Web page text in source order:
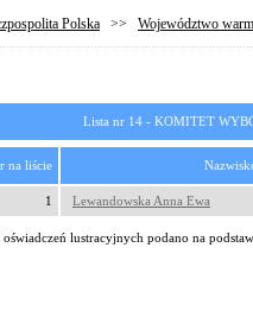
Polska >> Województwo
Lista nr 14 - KOMITET
na liście
1 Lewandowska Anna Ewa
lustracyjnych podano na